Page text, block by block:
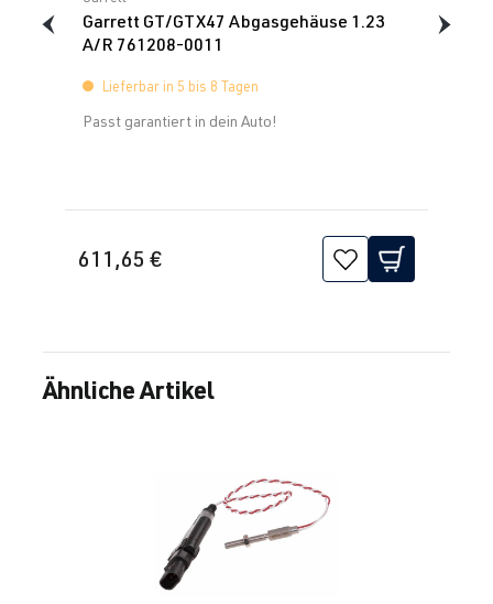
Garrett GT/GTX47 Abgasgehäuse 1.23
A/R 761208-0011
Lieferbar in 5 bis 8 Tagen
Passt garantiert in dein Auto!
611,65 €
Produktgalerie überspringen
Ähnliche Artikel